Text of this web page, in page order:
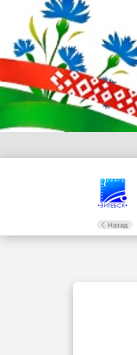
Назад